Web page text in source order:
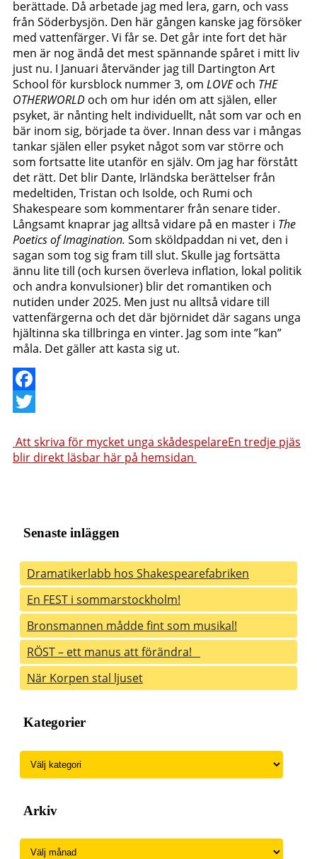
berättade. Då arbetade jag med lera, garn, och vass
från Söderbysjön. Den här gången kanske jag försöker
med vattenfärger. Vi får se. Det går inte fort det här
men är nog ändå det mest spännande spåret i mitt liv
just nu. I Januari återvänder jag till Dartington Art
School för kursblock nummer 3, om LOVEoch THE
OTHERWORLD och om hur idén om att själen, eller
psyket, är nånting helt individuellt, nåt som var och en
bär inom sig, började ta över. Innan dess var i mångas
tankar själen eller psyket något som var större och
som fortsatte lite utanför en själv. Om jag har förstått
det rätt. Det blir Dante, Irländska berättelser från
medeltiden, Tristan och Isolde, och Rumi och
Shakespeare som kommentarer från senare tider.
Långsamt knaprar jag alltså vidare på en master i The
Poetics of Imagination. Som sköldpaddan ni vet, den i
sagan som tog sig fram till slut. Skulle jag fortsätta
ännu lite till (och kursen överleva inflation, lokal politik
och andra konvulsioner) blir det romantiken och
nutiden under 2025. Men just nu alltså vidare till
vattenfärgerna och det där björnidet där sagans unga
hjältinna ska tillbringa en vinter. Jag som inte ”kan”
måla. Det gäller att kasta sig ut.
Facebook
Inläggsnavigering
Att skriva för mycket unga skådespelareEn tredje pjäs
blir direkt läsbar här på hemsidan
Senaste inläggen
Dramatikerlabb hos Shakespearefabriken
En FEST i sommarstockholm!
Bronsmannen mådde fint som musikal!
RÖST – ett manus att förändra!
När Korpen stal ljuset
Kategorier
Kategorier
Arkiv
Arkiv